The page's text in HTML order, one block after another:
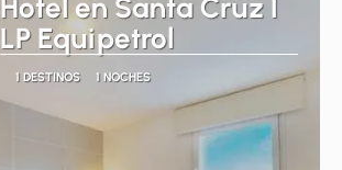
Hotel en Santa Cruz l
LP Equipetrol
1 DESTINOS 1 NOCHES